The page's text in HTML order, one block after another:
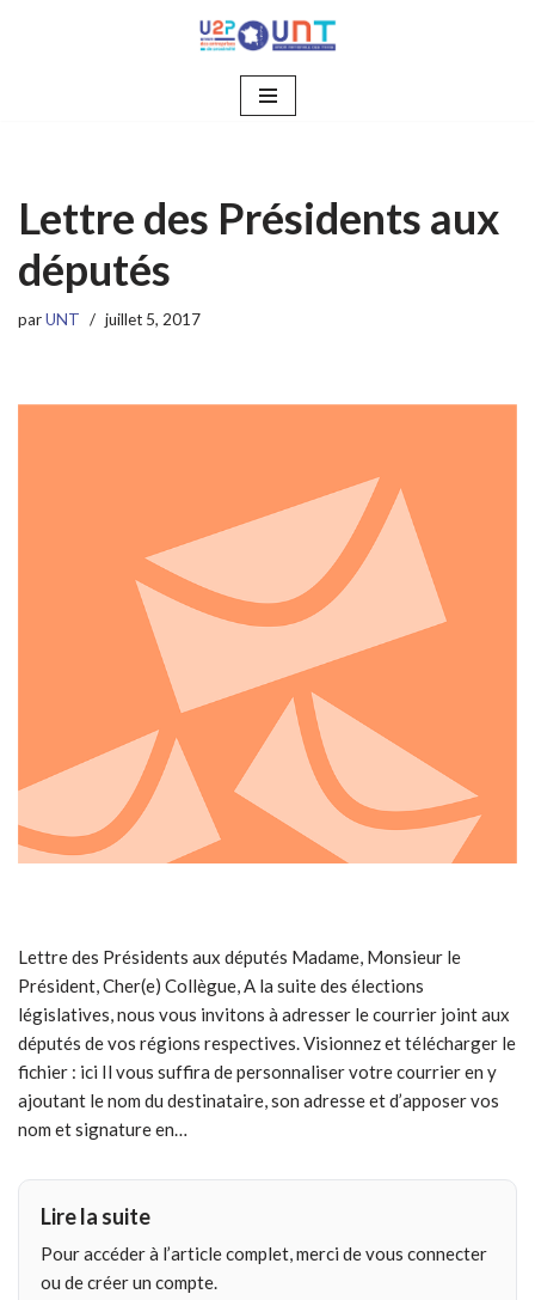
Lettre des Présidents aux
députés
parUNT juillet 5, 2017
Lettre des Présidents aux députés Madame, Monsieur le
Président, Cher(e) Collègue, A la suite des élections
législatives, nous vous invitons à adresser le courrier joint aux
députés de vos régions respectives. Visionnez et télécharger le
fichier : ici Il vous suffira de personnaliser votre courrier en y
ajoutant le nom du destinataire, son adresse et d’apposer vos
nom et signature en…
Lire la suite
Pour accéder à l’article complet, merci de vous connecter
ou de créer un compte.